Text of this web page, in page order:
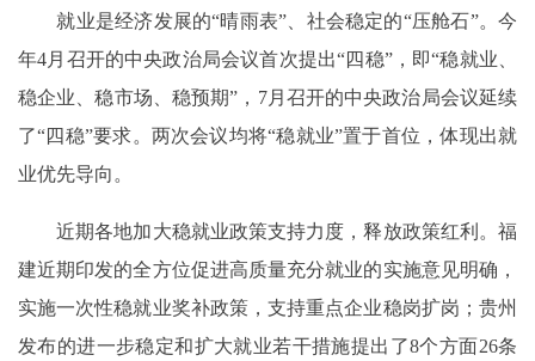
就业是经济发展的“晴雨表”、社会稳定的“压舱石”。今
年4月召开的中央政治局会议首次提出“四稳”，即“稳就业、
稳企业、稳市场、稳预期”，7月召开的中央政治局会议延续
了“四稳”要求。两次会议均将“稳就业”置于首位，体现出就
业优先导向。
近期各地加大稳就业政策支持力度，释放政策红利。福
建近期印发的全方位促进高质量充分就业的实施意见明确，
实施一次性稳就业奖补政策，支持重点企业稳岗扩岗；贵州
发布的进一步稳定和扩大就业若干措施提出了8个方面26条